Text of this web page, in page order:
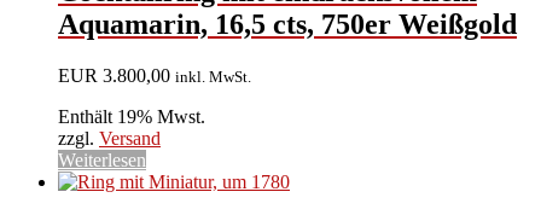
Aquamarin, 16,5 cts, 750er Weißgold
EUR 3.800,00 inkl. MwSt.
Enthält 19% Mwst.
zzgl. Versand
Weiterlesen